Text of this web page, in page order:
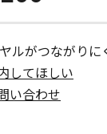
ルがつながり
してほしい
い合わせ